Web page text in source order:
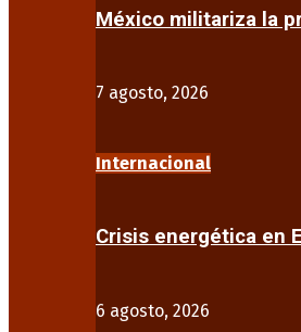
México militariza la
7 agosto, 2026
Internacional
Crisis energética en
6 agosto, 2026